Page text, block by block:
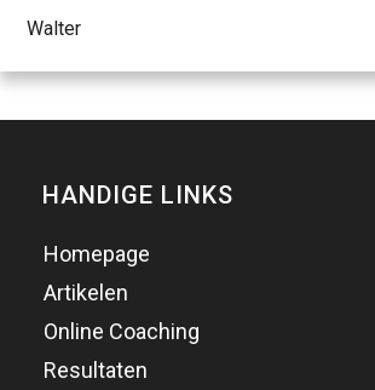
Walter
HANDIGE LINKS
Homepage
Artikelen
Online Coaching
Resultaten